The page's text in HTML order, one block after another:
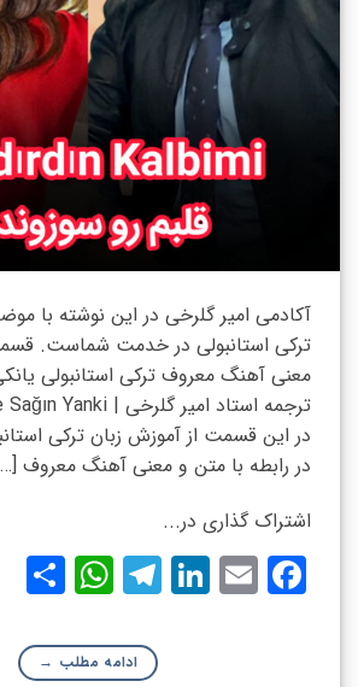
آکادمی امیر گلرخی در این نوشته با
ترکی استانبولی در خدمت شماست.
معنی آهنگ معروف ترکی استانبولی
در این قسمت از آموزش زبان ترکی
در رابطه با متن و معنی آهنگ معروف
اشتراک گذاری در...
Facebook
Email
LinkedIn
ادامه مطلب →